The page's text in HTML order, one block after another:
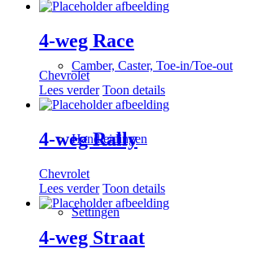
Camber, Caster, Toe-in/Toe-out
Handleidingen
Settingen
4-weg Race
Chevrolet
Lees verder Toon details
4-weg Rally
Chevrolet
Lees verder Toon details
4-weg Straat